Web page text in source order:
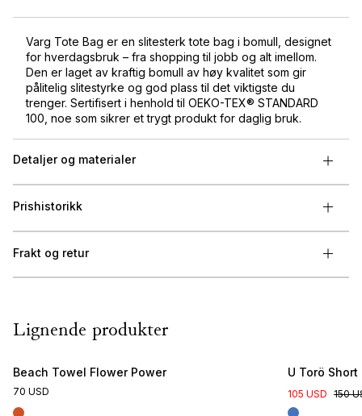
Varg Tote Bag er en slitesterk tote bag i bomull, designet
for hverdagsbruk – fra shopping til jobb og alt imellom.
Den er laget av kraftig bomull av høy kvalitet som gir
pålitelig slitestyrke og god plass til det viktigste du
trenger. Sertifisert i henhold til OEKO-TEX® STANDARD
100, noe som sikrer et trygt produkt for daglig bruk.
Detaljer og materialer
Prishistorikk
Frakt og retur
Lignende produkter
Beach Towel Flower Power
70 USD
U Torö
105 USD 150